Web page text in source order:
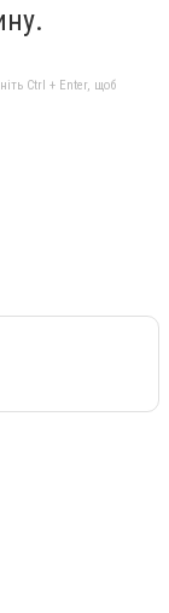
Ctrl + Enter, щоб